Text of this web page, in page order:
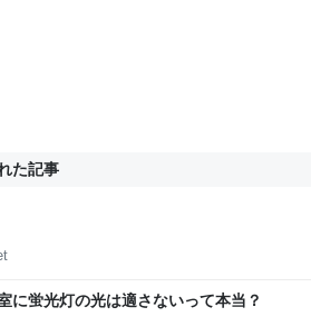
た記事
に蛍光灯の光は適さないって本当？